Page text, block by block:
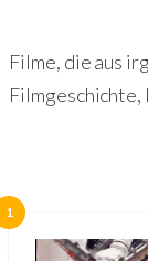
Filme, die aus
Filmgeschichte,
1